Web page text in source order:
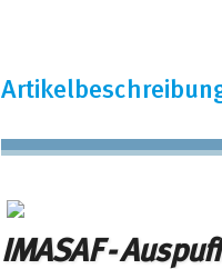
IMASAF - Auspuff